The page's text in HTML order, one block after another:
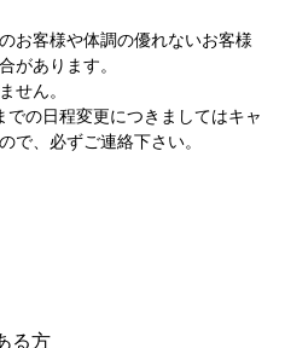
お客様や体調の優れないお客様
があります。
せん。
の日程変更につきましてはキャ
で、必ずご連絡下さい。
る方